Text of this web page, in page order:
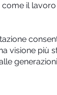
il
visione più